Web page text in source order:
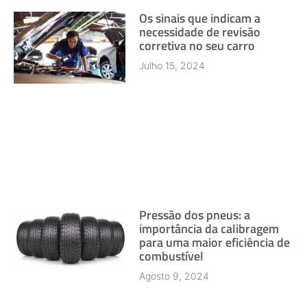
Os sinais que indicam a
necessidade de revisão
corretiva no seu carro
Julho 15, 2024
Pressão dos pneus: a
importância da calibragem
para uma maior eficiência de
combustível
Agosto 9, 2024